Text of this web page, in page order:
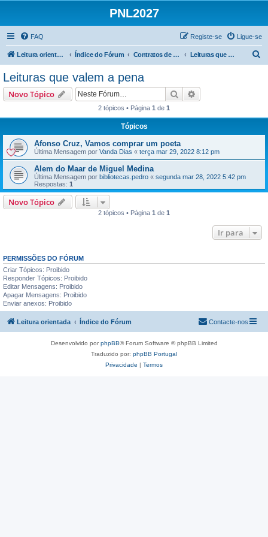
PNL2027
FAQ Ligue-se
Registe-se
Leitura orientada Índice do Fórum Contratos de leitura | 3.º Ciclo Leituras que valem a pena
Leituras que valem a pena
Novo Tópico Pesquisar
2 tópicos • Página 1 de 1
Tópicos
Afonso Cruz, Vamos comprar um poeta
Última Mensagem por Vanda Dias « terça mar 29, 2022 8:12 pm
Alem do Maar de Miguel Medina
Última Mensagem por bibliotecas.pedro « segunda mar 28, 2022 5:42 pm
Respostas: 1
Novo Tópico
2 tópicos • Página 1 de 1
Ir para
PERMISSÕES DO FÓRUM
Criar Tópicos: Proibido
Responder Tópicos: Proibido
Editar Mensagens: Proibido
Apagar Mensagens: Proibido
Enviar anexos: Proibido
Leitura orientada Índice do Fórum Contacte-nos
Desenvolvido porphpBB® Forum Software © phpBB Limited
Traduzido por: phpBB Portugal
Privacidade | Termos